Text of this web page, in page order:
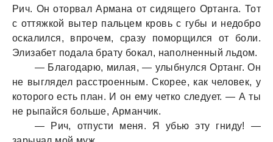
Рич. Он оторвал Армана от сидящего Ортанга. Тот
с оттяжкой вытер пальцем кровь с губы и недобро
оскалился, впрочем, сразу поморщился от боли.
Элизабет подала брату бокал, наполненный льдом.
— Благодарю, милая, — улыбнулся Ортанг. Он
не выглядел расстроенным. Скорее, как человек, у
которого есть план. И он ему четко следует. — А ты
не рыпайся больше, Арманчик.
— Рич, отпусти меня. Я убью эту гниду! —